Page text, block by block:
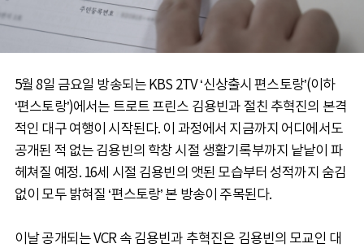
5월 8일 금요일 방송되는 KBS 2TV ‘신상출시 편스토랑’(이하
‘편스토랑’)에서는 트로트 프린스 김용빈과 절친 추혁진의 본격
적인 대구 여행이 시작된다. 이 과정에서 지금까지 어디에서도
공개된 적 없는 김용빈의 학창 시절 생활기록부까지 낱낱이 파
헤쳐질 예정. 16세 시절 김용빈의 앳된 모습부터 성적까지 숨김
없이 모두 밝혀질 ‘편스토랑’ 본 방송이 주목된다.
이날 공개되는 VCR 속 김용빈과 추혁진은 김용빈의 모교인 대